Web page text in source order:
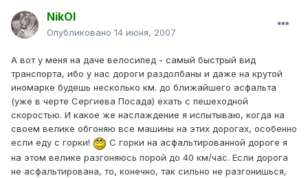
NikOl
Опубликовано 14 июня, 2007
А вот у меня на даче велосипед - самый быстрый вид
транспорта, ибо у нас дороги раздолбаны и даже на крутой
иномарке будешь несколько км. до ближайшего асфальта
(уже в черте Сергиева Посада) ехать с пешеходной
скоростью. И какое же наслаждение я испытываю, когда на
своем велике обгоняю все машины на этих дорогах, особенно
если еду с горки!
С горки на асфальтированной дороге я
на этом велике разгоняюсь порой до 40 км/час. Если дорога
не асфальтирована, то, конечно, так сильно не разгонишься,